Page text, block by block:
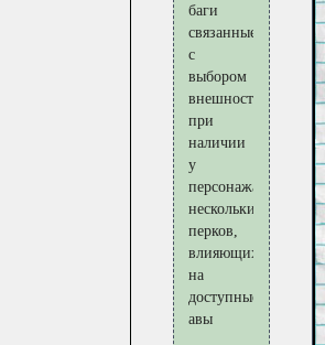
баги
связанные
с
выбором
внешности
при
наличии
у
персонажа
нескольких
перков,
влияющих
на
доступные
авы